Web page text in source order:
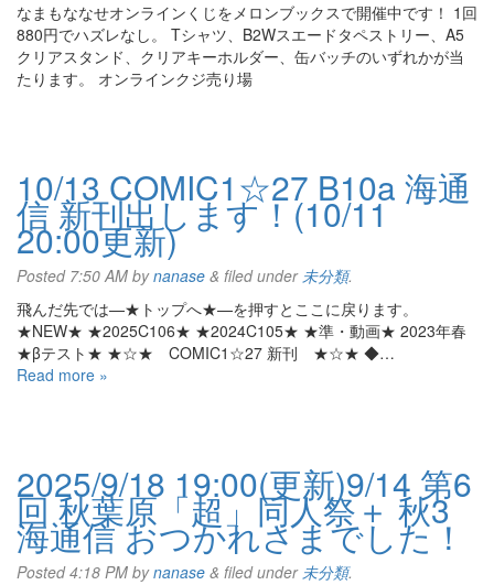
なまもななせオンラインくじをメロンブックスで開催中です！ 1回
880円でハズレなし。 Tシャツ、B2Wスエードタペストリー、A5
クリアスタンド、クリアキーホルダー、缶バッチのいずれかが当
たります。 オンラインクジ売り場
10/13 COMIC1☆27 B10a 海通
信 新刊出します！(10/11
20:00更新)
Posted 7:50 AM bynanase & filed under未分類.
飛んだ先では—★トップへ★—を押すとここに戻ります。
★NEW★ ★2025C106★ ★2024C105★ ★準・動画★ 2023年春
★βテスト★ ★☆★ COMIC1☆27 新刊 ★☆★ ◆…
Read more »
2025/9/18 19:00(更新)9/14 第6
回 秋葉原「超」同人祭＋ 秋3
海通信 おつかれさまでした！
Posted4:18 PM bynanase & filed under未分類.